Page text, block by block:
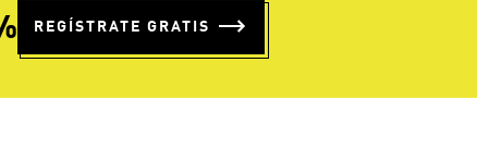
REGÍSTRATE GRATIS